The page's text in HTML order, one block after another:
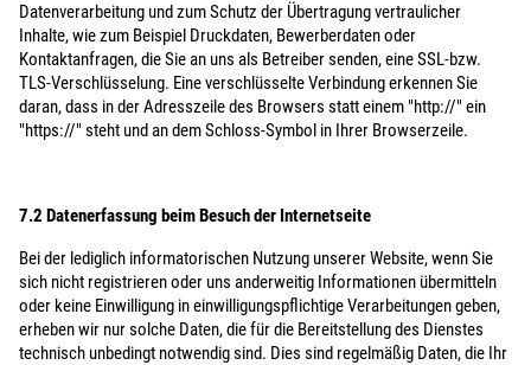
Datenverarbeitung und zum Schutz der Übertragung vertraulicher
Inhalte, wie zum Beispiel Druckdaten, Bewerberdaten oder
Kontaktanfragen, die Sie an uns als Betreiber senden, eine SSL-bzw.
TLS-Verschlüsselung. Eine verschlüsselte Verbindung erkennen Sie
daran, dass in der Adresszeile des Browsers statt einem "http://" ein
"https://" steht und an dem Schloss-Symbol in Ihrer Browserzeile.
7.2 Datenerfassung beim Besuch der Internetseite
Bei der lediglich informatorischen Nutzung unserer Website, wenn Sie
sich nicht registrieren oder uns anderweitig Informationen übermitteln
oder keine Einwilligung in einwilligungspflichtige Verarbeitungen geben,
erheben wir nur solche Daten, die für die Bereitstellung des Dienstes
technisch unbedingt notwendig sind. Dies sind regelmäßig Daten, die Ihr